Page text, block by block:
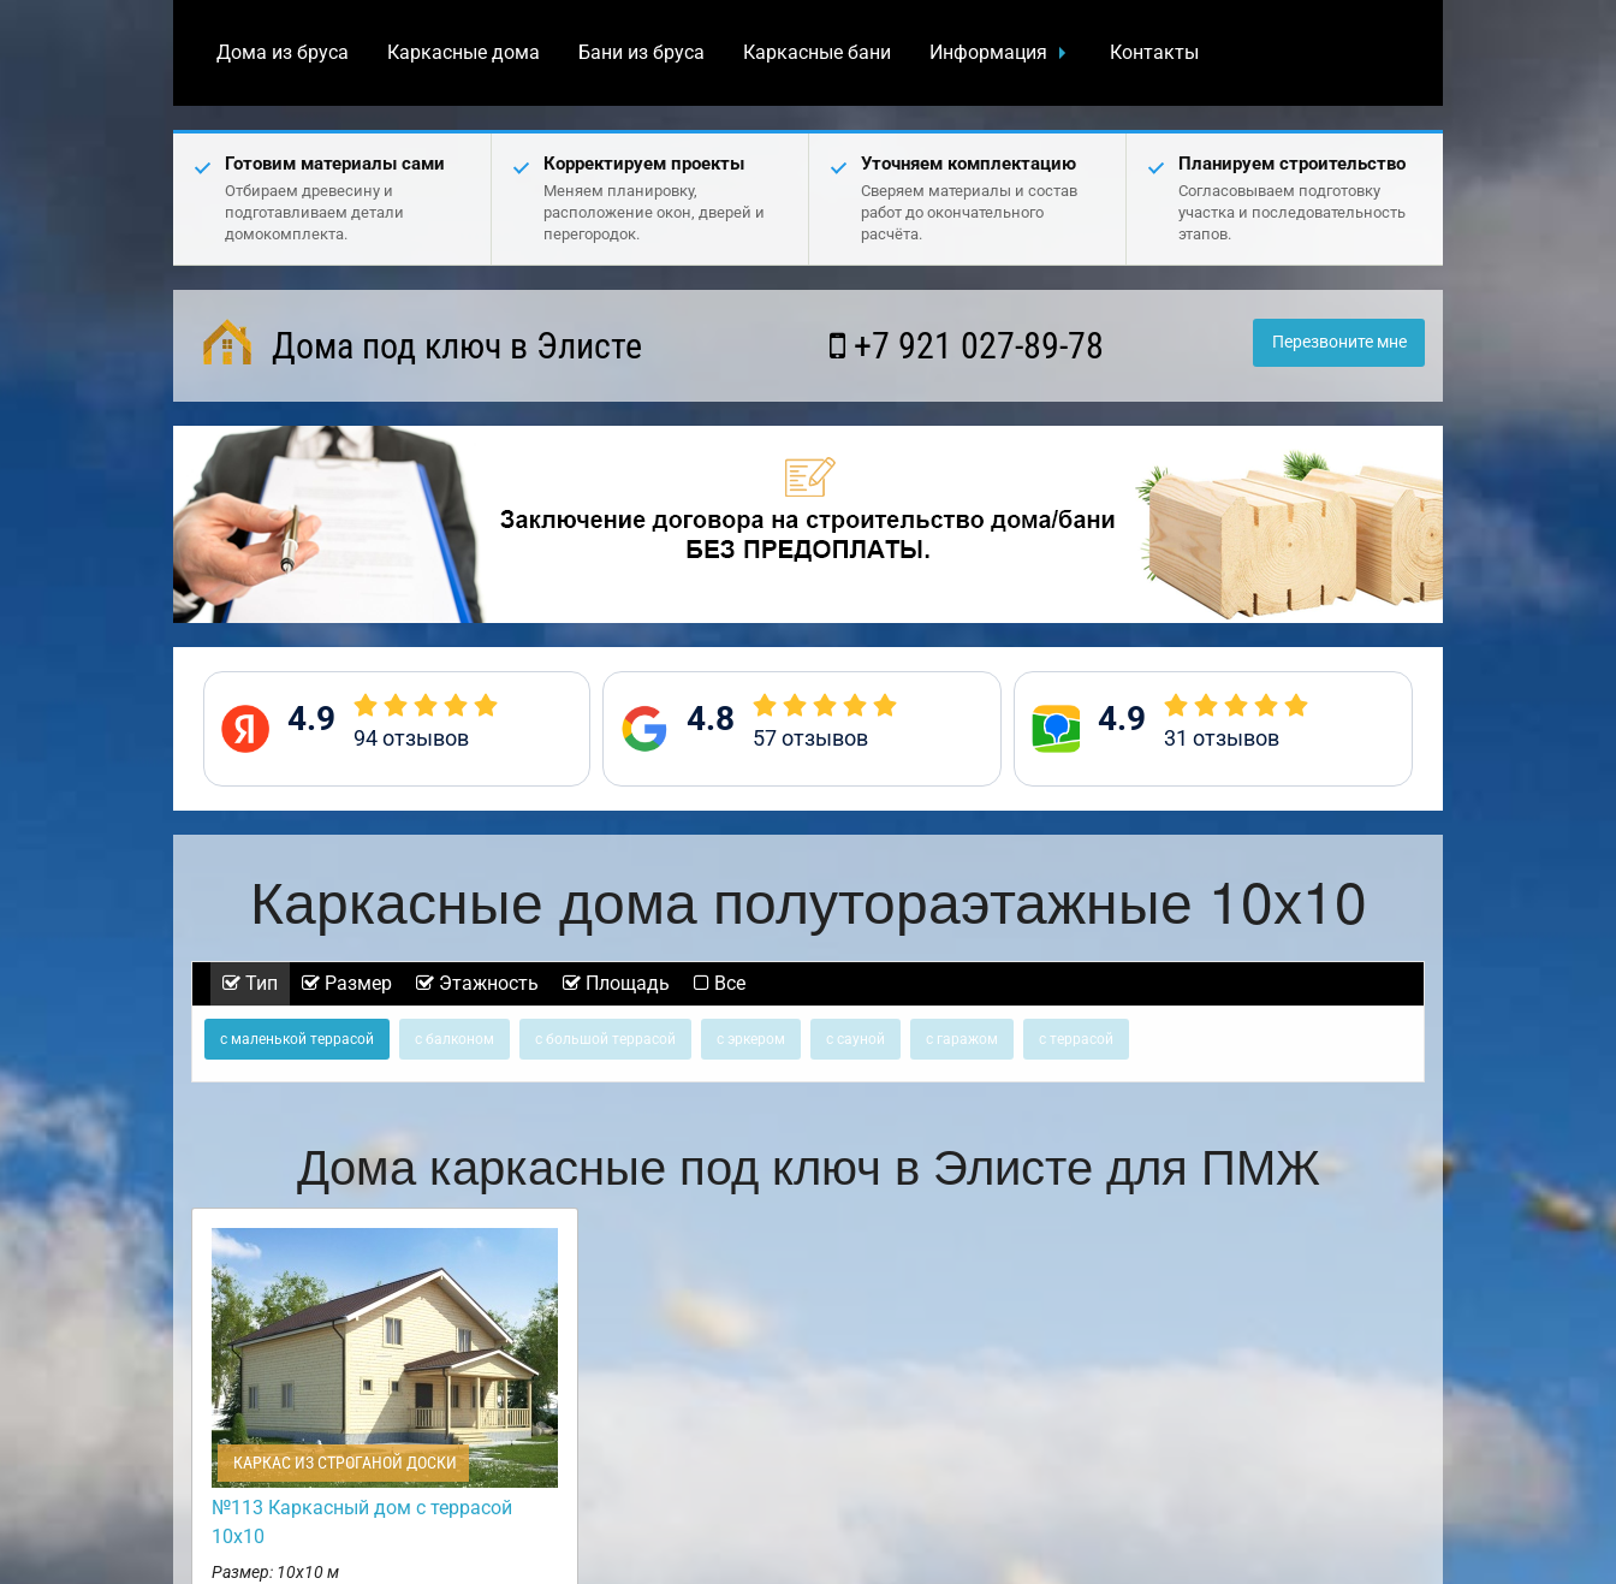
Дома из бруса Каркасные дома Бани из бруса Каркасные бани Информация Контакты
Готовим материалы сами
Отбираем древесину и
подготавливаем детали
домокомплекта.
Корректируем проекты
Меняем планировку,
расположение окон, дверей и
перегородок.
Уточняем комплектацию
Сверяем материалы и состав
работ до окончательного
расчёта.
Планируем строительство
Согласовываем подготовку
участка и последовательность
этапов.
Дома под ключ в Элисте +7 921 027-89-78 Перезвоните мне
4.9 94отзывов 4.8 57отзывов 4.9 31 отзывов
Каркасные дома полутораэтажные 10х10
Тип Размер Этажность Площадь Все
с маленькой террасой с балконом с большой террасой с эркером с сауной с гаражом с террасой
Дома каркасные под ключ в Элисте для ПМЖ
КАРКАС ИЗ СТРОГАНОЙ ДОСКИ
№113 Каркасный дом с террасой
10х10
Размер: 10х10 м